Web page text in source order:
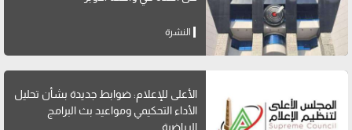
النشرة
الأعلى للإعلام: ضوابط جديدة بشأن تحليل
الأداء التحكيمي ومواعيد بث البرامج
الرياضية